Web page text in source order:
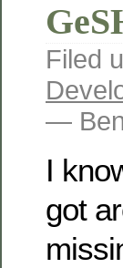
Filed
—
I
got